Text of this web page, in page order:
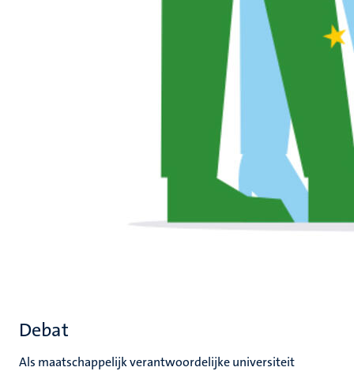
Debat
Als maatschappelijk verantwoordelijke universiteit